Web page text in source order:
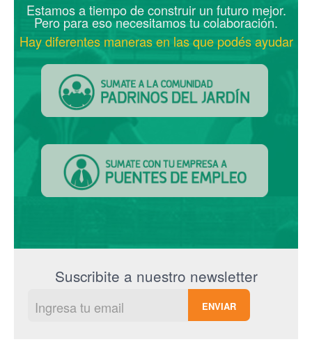
Estamos a tiempo de construir un futuro mejor.
Pero para eso necesitamos tu colaboración.
Hay diferentes maneras en las que podés ayudar
Suscribite a nuestro newsletter